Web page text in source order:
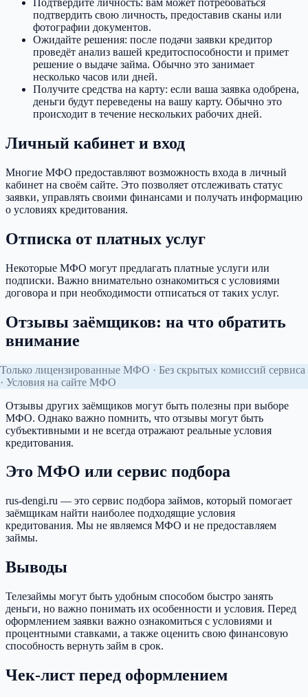
Подтвердите личность: вам может потребоваться
подтвердить свою личность, предоставив сканы или
фотографии документов.
Ожидайте решения: после подачи заявки кредитор
проведёт анализ вашей кредитоспособности и примет
решение о выдаче займа. Обычно это занимает
несколько часов или дней.
Получите средства на карту: если ваша заявка одобрена,
деньги будут переведены на вашу карту. Обычно это
происходит в течение нескольких рабочих дней.
Личный кабинет и вход
Многие МФО предоставляют возможность входа в личный
кабинет на своём сайте. Это позволяет отслеживать статус
заявки, управлять своими финансами и получать информацию
о условиях кредитования.
Отписка от платных услуг
Некоторые МФО могут предлагать платные услуги или
подписки. Важно внимательно ознакомиться с условиями
договора и при необходимости отписаться от таких услуг.
Отзывы заёмщиков: на что обратить
внимание
Только лицензированные МФО · Без скрытых комиссий сервиса
· Условия на сайте МФО
Отзывы других заёмщиков могут быть полезны при выборе
МФО. Однако важно помнить, что отзывы могут быть
субъективными и не всегда отражают реальные условия
кредитования.
Это МФО или сервис подбора
rus-dengi.ru — это сервис подбора займов, который помогает
заёмщикам найти наиболее подходящие условия
кредитования. Мы не являемся МФО и не предоставляем
займы.
Выводы
Телезаймы могут быть удобным способом быстро занять
деньги, но важно понимать их особенности и условия. Перед
оформлением заявки важно ознакомиться с условиями и
процентными ставками, а также оценить свою финансовую
способность вернуть займ в срок.
Чек-лист перед оформлением